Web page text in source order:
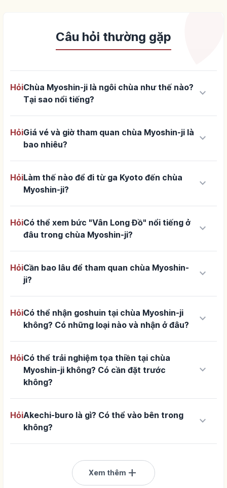
Câu hỏi thường gặp
HỏiChùa Myoshin-ji là ngôi chùa như thế nào?
Tại sao nổi tiếng?
keyboard_arrow_down
HỏiGiá vé và giờ tham quan chùa Myoshin-ji là
bao nhiêu?
keyboard_arrow_down
HỏiLàm thế nào để đi từ ga Kyoto đến chùa
Myoshin-ji?
keyboard_arrow_down
HỏiCó thể xem bức "Vân Long Đồ" nổi tiếng ở
đâu trong chùa Myoshin-ji?
keyboard_arrow_down
HỏiCần bao lâu để tham quan chùa Myoshin-
ji?
keyboard_arrow_down
HỏiCó thể nhận goshuin tại chùa Myoshin-ji
không? Có những loại nào và nhận ở đâu?
keyboard_arrow_down
HỏiCó thể trải nghiệm tọa thiền tại chùa
Myoshin-ji không? Có cần đặt trước
không?
keyboard_arrow_down
HỏiAkechi-buro là gì? Có thể vào bên trong
không?
keyboard_arrow_down
Xem thêm add